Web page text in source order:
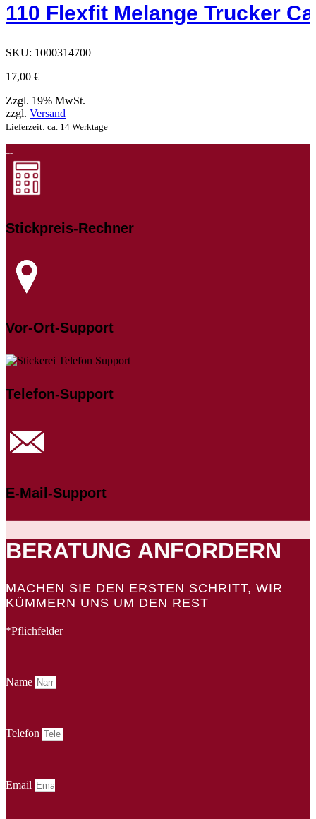
die
auf
110 Flexfit Melange Trucker
SKU: 1000314700
17,00 €
Zzgl. 19% MwSt.
zzgl. Versand
Lieferzeit: ca. 14 Werktage
Stickpreis-Rechner
Vor-Ort-Support
Telefon-Support
E-Mail-Support
BERATUNG ANFORDERN
MACHEN SIE DEN ERSTEN SCHRITT, WIR
KÜMMERN UNS UM DEN REST
*Pflichfelder
Name
Telefon
Email